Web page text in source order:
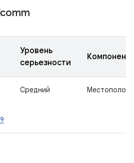
Уровень
серьезности
Компонент
Средний